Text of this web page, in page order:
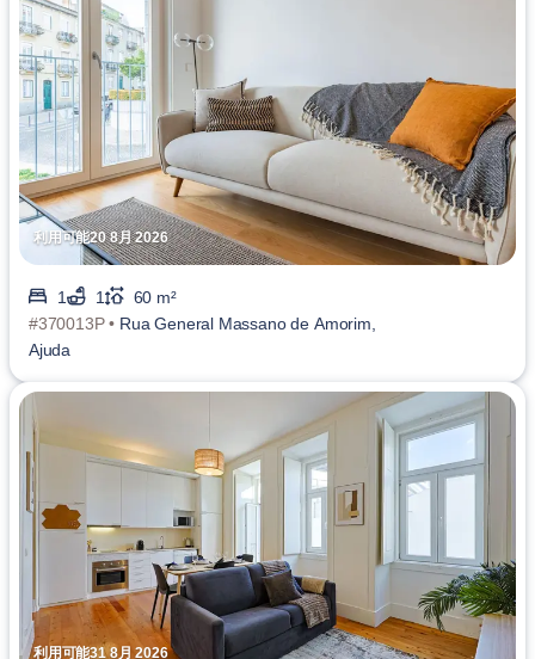
利用可能20 8月 2026
1 1
60 m²
#370013P • Rua General Massano de Amorim,
Ajuda
利用可能31 8月 2026